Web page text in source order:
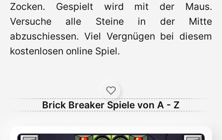
Zocken. Gespielt wird mit der Maus.
Versuche alle Steine in der Mitte
abzuschiessen. Viel Vergnügen bei diesem
kostenlosen online Spiel.
Brick Breaker Spiele von A - Z